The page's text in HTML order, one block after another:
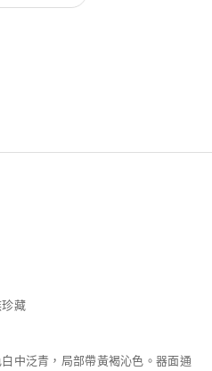
藏
中泛青，局部帶黃褐沁色。器面通